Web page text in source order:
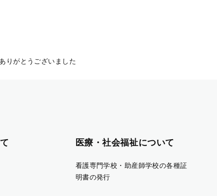
りがとうございました
医療・社会福祉について
看護専門学校・助産師学校の各種証
明書の発行